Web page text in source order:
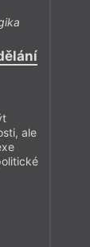
ale